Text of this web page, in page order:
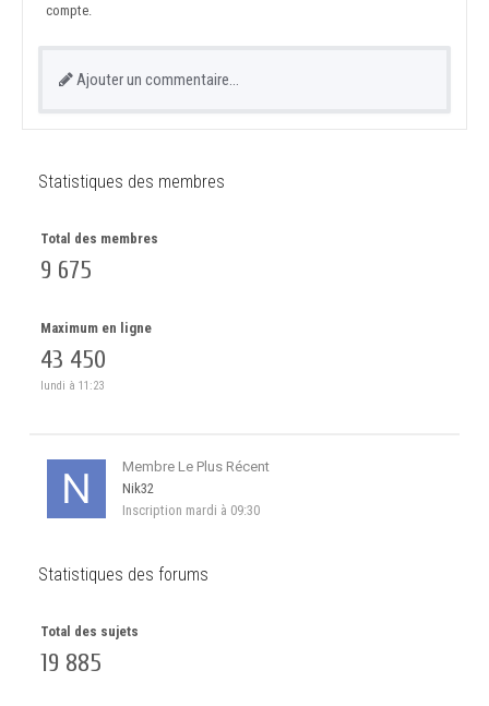
compte.
Ajouter un commentaire…
Statistiques des membres
Total des membres
9 675
Maximum en ligne
43 450
lundi à 11:23
Membre Le Plus Récent
Nik32
Inscription mardi à 09:30
Statistiques des forums
Total des sujets
19 885